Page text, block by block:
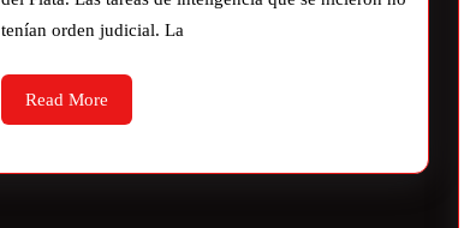
tenían orden judicial. La
Read More